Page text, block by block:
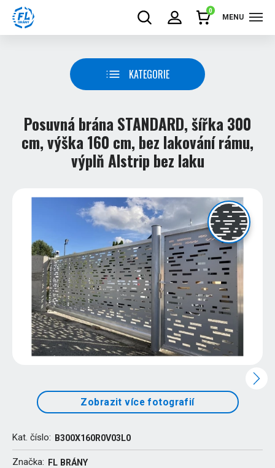
0
MENU
KATEGORIE
Posuvná brána STANDARD, šířka 300
cm, výška 160 cm, bez lakování rámu,
výplň Alstrip bez laku
Zobrazit více fotografií
Kat. číslo: B300X160R0V03L0
Značka: FL BRÁNY